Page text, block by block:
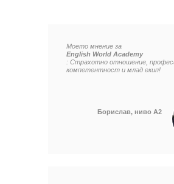
Моето мнение за
English World Academy
: Страхотно отношение,
компетентност и млад екип!
Борислав, ниво А2